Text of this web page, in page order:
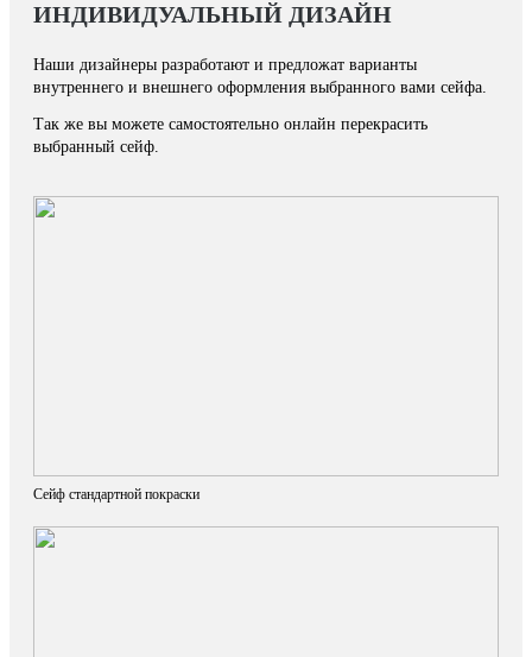
ИНДИВИДУАЛЬНЫЙ ДИЗАЙН
Наши дизайнеры разработают и предложат варианты
внутреннего и внешнего оформления выбранного вами сейфа.
Так же вы можете самостоятельно онлайн перекрасить
выбранный сейф.
Сейф стандартной покраски